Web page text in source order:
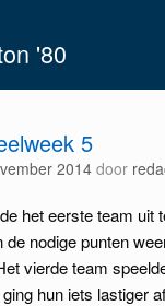
'80
5
2014 door
het eerste team uit
de nodige punten
vierde team
hun iets lastiger